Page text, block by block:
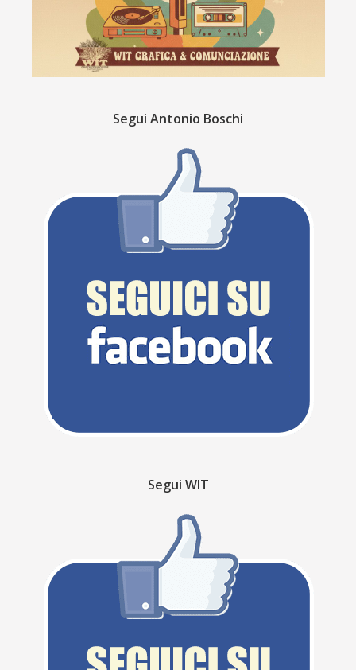
Segui Antonio Boschi
Segui WIT